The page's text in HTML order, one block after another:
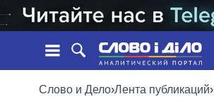
НОВОСТИ
Слово и Дело›Лента публикаций›